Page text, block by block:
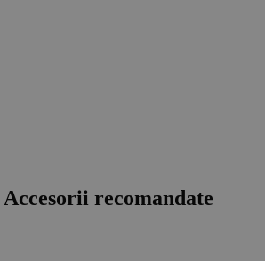
Accesorii recomandate